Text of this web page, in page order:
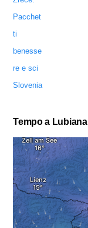
Tempo a Lubiana